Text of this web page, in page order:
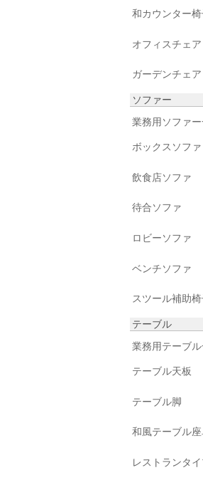
和カウンター
オフィスチェア
ガーデンチェア
ソファー
業務用ソファ
ボックスソファ
飲食店ソファ
待合ソファ
ロビーソファ
ベンチソファ
スツール補助
テーブル
業務用テーブ
テーブル天板
テーブル脚
和風テーブル
レストランタ